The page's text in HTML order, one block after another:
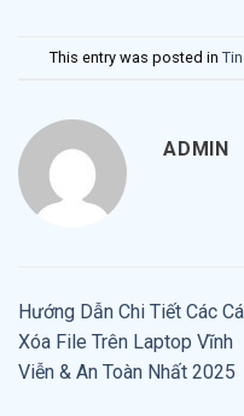
This entry was posted in
ADMIN
Hướng Dẫn Chi Tiết Các
Xóa File Trên Laptop Vĩnh
Viễn & An Toàn Nhất 2025